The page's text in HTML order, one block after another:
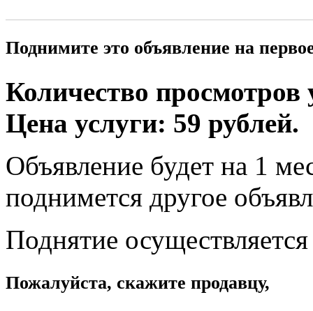
Поднимите это объявление на
Количество просмотров
Цена услуги: 59 рублей.
Объявление будет на 1
поднимется другое
Поднятие
Пожалуйста, скажите продавцу,